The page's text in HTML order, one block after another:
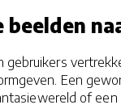
beelden
gebruikers
Een
of